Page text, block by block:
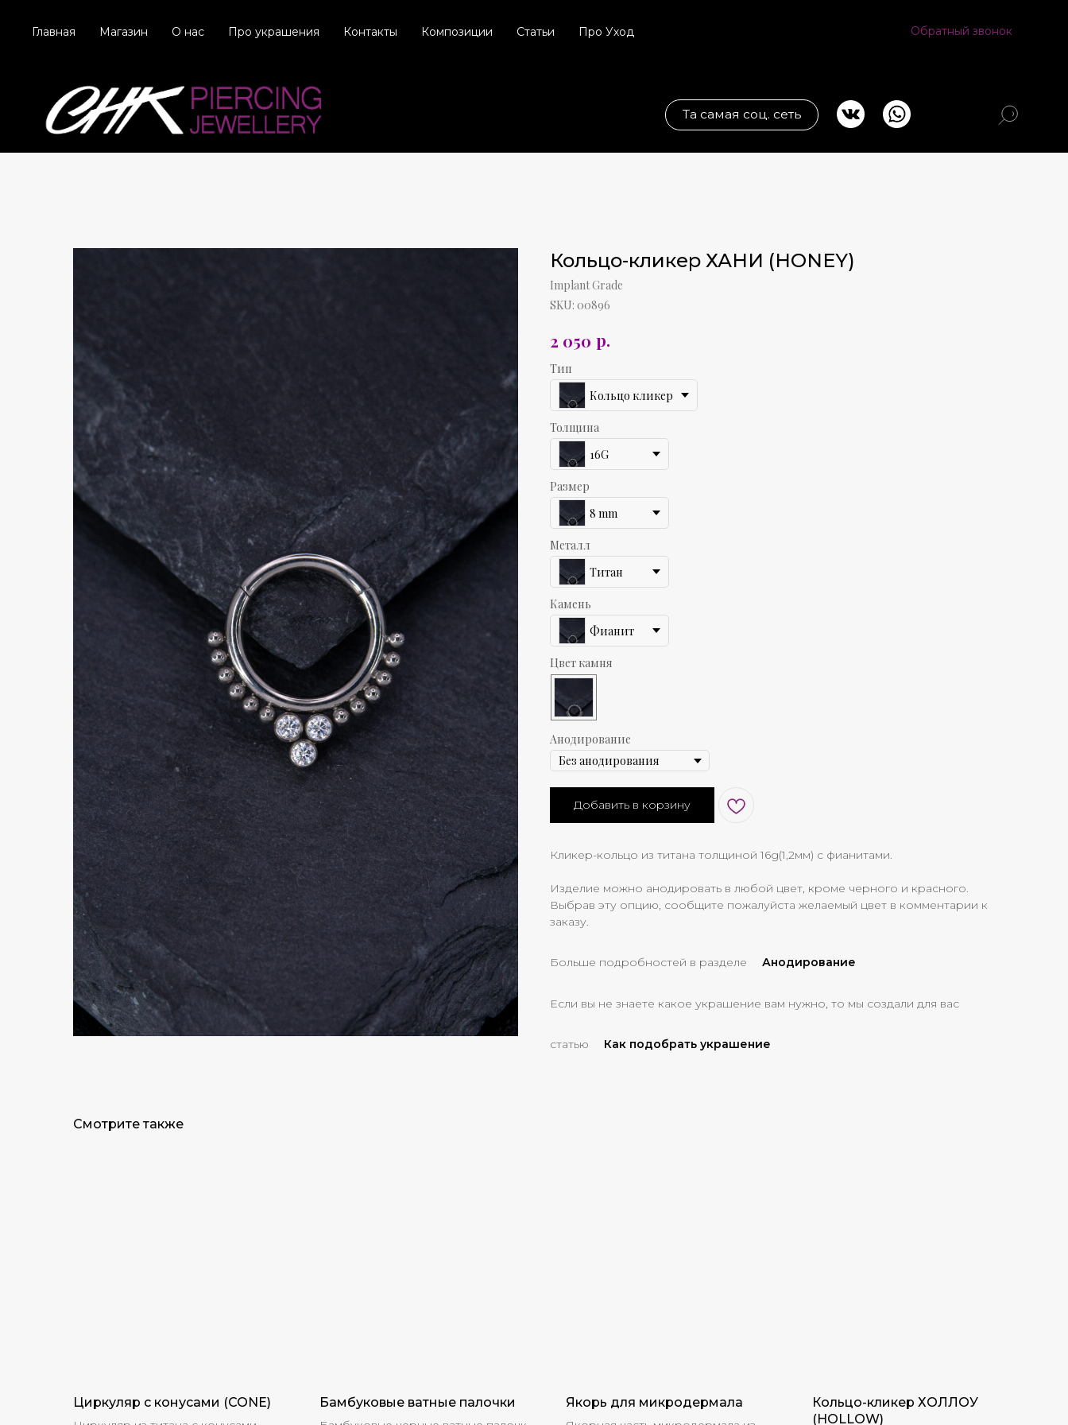
Главная Магазин О нас Про украшения Контакты Композиции Статьи Про Уход Обратный звонок
Та самая соц. сеть
Кольцо-кликер ХАНИ (HONEY)
Implant Grade
SKU: 00896
2 050 р.
Тип
Кольцо кликер
Толщина
16G
Размер
8 mm
Металл
Титан
Камень
Фианит
Цвет камня
Анодирование
Добавить в корзину
Кликер-кольцо из титана толщиной 16g(1,2мм) с фианитами.
Изделие можно анодировать в любой цвет, кроме черного и красного.
Выбрав эту опцию, сообщите пожалуйста желаемый цвет в комментарии к
заказу.
Больше подробностей в разделе Анодирование
Если вы не знаете какое украшение вам нужно, то мы создали для вас
статью Как подобрать украшение
Смотрите также
Циркуляр с конусами (CONE) Бамбуковые ватные палочки Якорь для микродермала
Кольцо-кликер ХОЛЛОУ
(HOLLOW)